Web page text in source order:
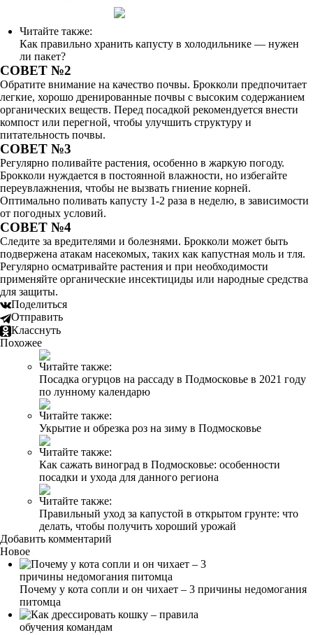
Читайте также:
Как правильно хранить капусту в холодильнике — нужен
ли пакет?
СОВЕТ №2
Обратите внимание на качество почвы. Брокколи предпочитает
легкие, хорошо дренированные почвы с высоким содержанием
органических веществ. Перед посадкой рекомендуется внести
компост или перегной, чтобы улучшить структуру и
питательность почвы.
СОВЕТ №3
Регулярно поливайте растения, особенно в жаркую погоду.
Брокколи нуждается в постоянной влажности, но избегайте
переувлажнения, чтобы не вызвать гниение корней.
Оптимально поливать капусту 1-2 раза в неделю, в зависимости
от погодных условий.
СОВЕТ №4
Следите за вредителями и болезнями. Брокколи может быть
подвержена атакам насекомых, таких как капустная моль и тля.
Регулярно осматривайте растения и при необходимости
применяйте органические инсектициды или народные средства
для защиты.
Поделиться
Отправить
Класснуть
Похожее
Читайте также:
Посадка огурцов на рассаду в Подмосковье в 2021 году
по лунному календарю
Читайте также:
Укрытие и обрезка роз на зиму в Подмосковье
Читайте также:
Как сажать виноград в Подмосковье: особенности
посадки и ухода для данного региона
Читайте также:
Правильный уход за капустой в открытом грунте: что
делать, чтобы получить хороший урожай
Добавить комментарий
Новое
Почему у кота сопли и он чихает – 3 причины недомогания
питомца